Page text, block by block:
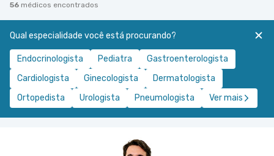
56 médicos encontrados
Qual especialidade você está procurando?
Endocrinologista Pediatra
Gastroenterologista
Cardiologista
Ginecologista
Dermatologista
Ortopedista
Urologista Pneumologista Ver mais